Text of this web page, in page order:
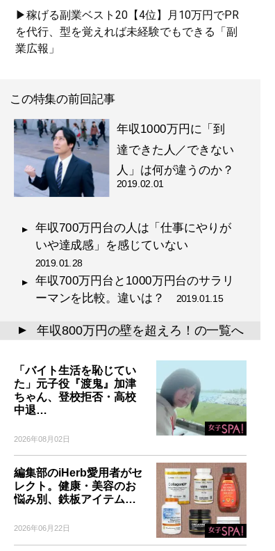
▶稼げる副業ベスト20【4位】月10万円でPR
を代行、型を覚えれば未経験でもできる「副
業広報」
この特集の前回記事
年収1000万円に「到
達できた人／できない
人」は何が違うのか？
2019.02.01
年収700万円台の人は「仕事にやりが
いや達成感」を感じていない
2019.01.28
年収700万円台と1000万円台のサラリ
ーマンを比較。違いは？ 2019.01.15
▲ 年収800万円の壁を超えろ！の一覧へ
「バイト生活を恥じてい
た」元子役『渡鬼』加津
ちゃん、登校拒否・高校
中退…
2026年08月02日
編集部のiHerb愛用者がセ
レクト。健康・美容のお
悩み別、鉄板アイテム…
2026年06月22日